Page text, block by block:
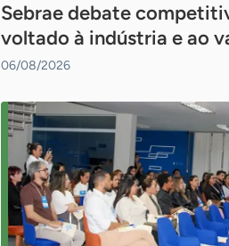
Sebrae debate
voltado à indústria e ao
06/08/2026